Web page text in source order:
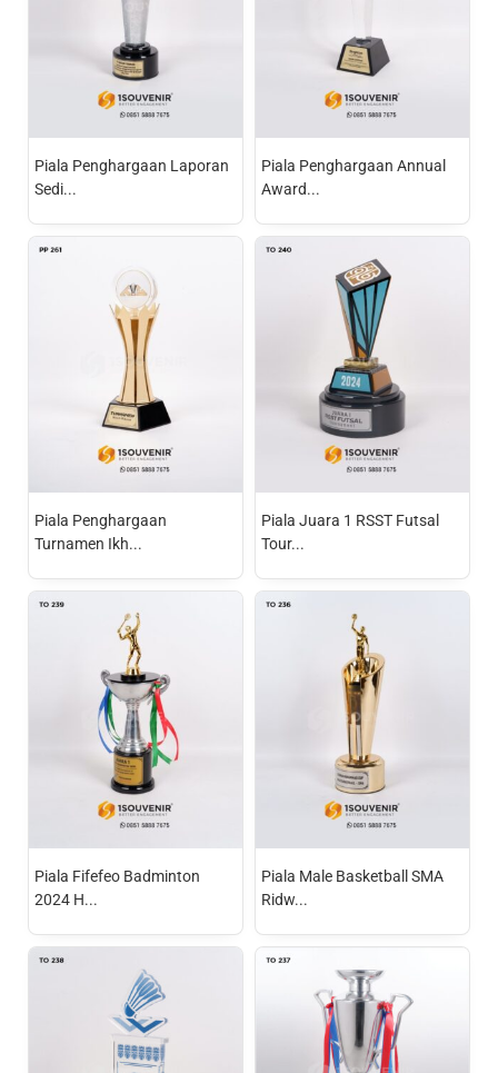
Piala Penghargaan Laporan
Sedi...
Piala Penghargaan Annual
Award...
Piala Penghargaan
Turnamen Ikh...
Piala Juara 1 RSST Futsal
Tour...
Piala Fifefeo Badminton
2024 H...
Piala Male Basketball SMA
Ridw...